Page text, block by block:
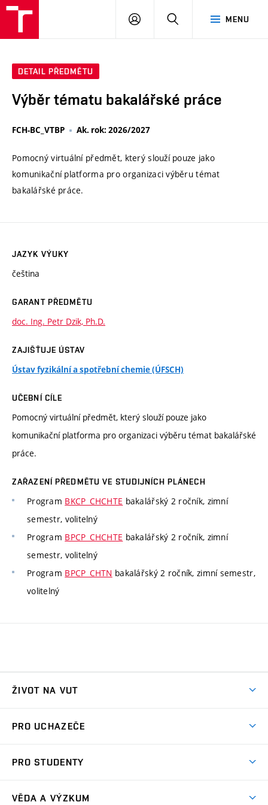
MENU
PŘIHLÁSIT
DETAIL PŘEDMĚTU
Výběr tématu bakalářské práce
FCH-BC_VTBP Ak. rok: 2026/2027
Pomocný virtuální předmět, který slouží pouze jako
komunikační platforma pro organizaci výběru témat
bakalářské práce.
JAZYK VÝUKY
čeština
GARANT PŘEDMĚTU
doc. Ing. Petr Dzik, Ph.D.
ZAJIŠŤUJE ÚSTAV
Ústav fyzikální a spotřební chemie (ÚFSCH)
UČEBNÍ CÍLE
Pomocný virtuální předmět, který slouží pouze jako
komunikační platforma pro organizaci výběru témat bakalářské
práce.
ZAŘAZENÍ PŘEDMĚTU VE STUDIJNÍCH PLÁNECH
Program BKCP_CHCHTE bakalářský 2 ročník, zimní
semestr, volitelný
Program BPCP_CHCHTE bakalářský 2 ročník, zimní
semestr, volitelný
Program BPCP_CHTN bakalářský 2 ročník, zimní semestr,
volitelný
ŽIVOT NA VUT
Koleje
Sport na VUT
PRO UCHAZEČE
Dny otevřených dveří
PRO STUDENTY
VĚDA A VÝZKUM